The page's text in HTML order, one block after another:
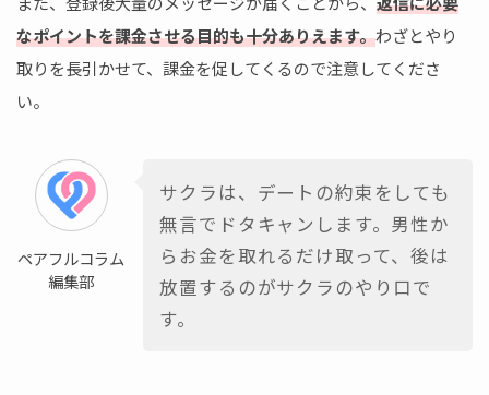
なポイントを課金させる目的も十分ありえます。わざとやり
取りを長引かせて、課金を促してくるので注意してくださ
い。
ペアフルコラム
編集部
サクラは、デートの約束をしても
無言でドタキャンします。男性か
らお金を取れるだけ取って、後は
放置するのがサクラのやり口で
す。